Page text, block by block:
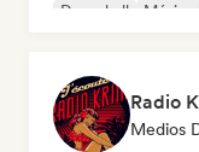
Dancehall
Música
Radio